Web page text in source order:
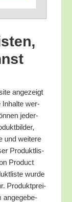
ange­zeigt
Inhal­te wer­
jeder­
und wei­te­re
Pro­dukt­lis­
Pro­duct
wur­de
Pro­dukt­prei­
ange­ge­be­